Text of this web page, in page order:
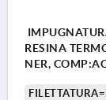
RESINA
NER,